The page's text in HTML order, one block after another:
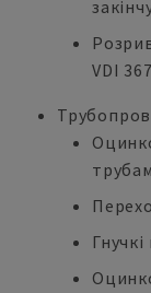
VDI